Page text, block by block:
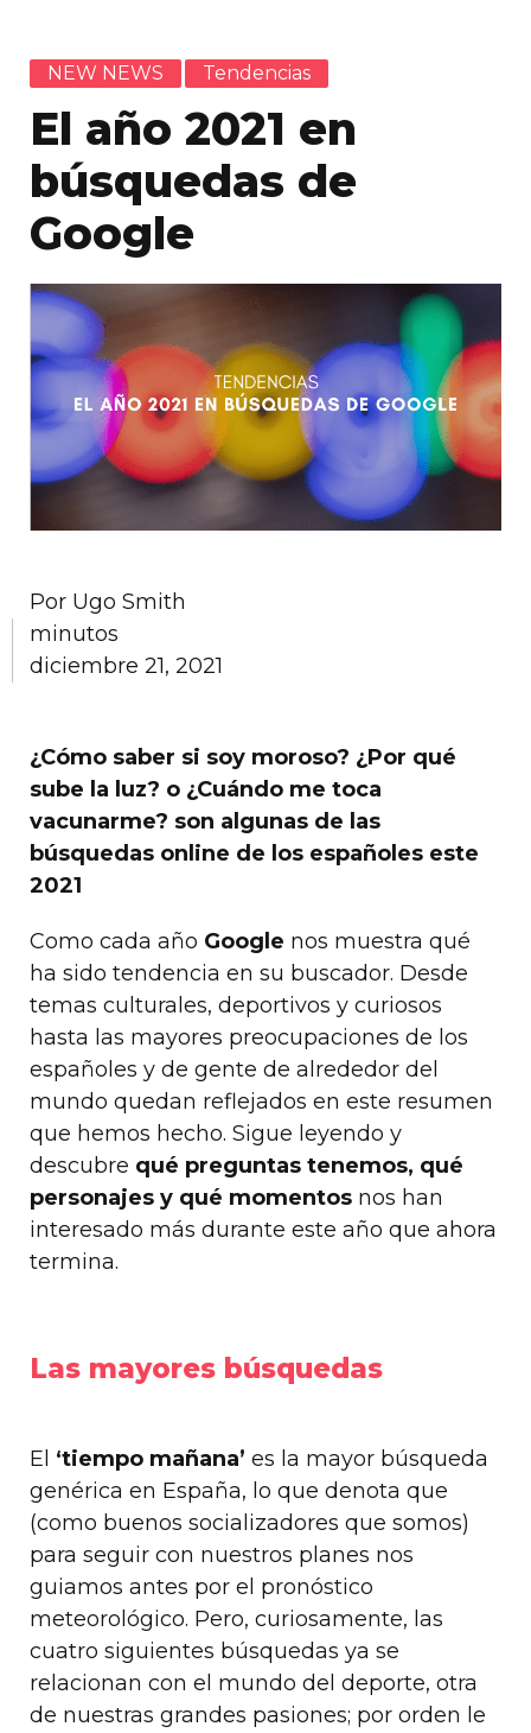
NEW NEWS Tendencias
El año 2021 en
búsquedas de
Google
Por Ugo Smith
minutos
diciembre 21, 2021
¿Cómo saber si soy moroso? ¿Por qué
sube la luz? o ¿Cuándo me toca
vacunarme? son algunas de las
búsquedas online de los españoles este
2021
Como cada año Google nos muestra qué
ha sido tendencia en su buscador. Desde
temas culturales, deportivos y curiosos
hasta las mayores preocupaciones de los
españoles y de gente de alrededor del
mundo quedan reflejados en este resumen
que hemos hecho. Sigue leyendo y
descubre qué preguntas tenemos, qué
personajes y qué momentos nos han
interesado más durante este año que ahora
termina.
Las mayores búsquedas
El ‘tiempo mañana’ es la mayor búsqueda
genérica en España, lo que denota que
(como buenos socializadores que somos)
para seguir con nuestros planes nos
guiamos antes por el pronóstico
meteorológico. Pero, curiosamente, las
cuatro siguientes búsquedas ya se
relacionan con el mundo del deporte, otra
de nuestras grandes pasiones; por orden le